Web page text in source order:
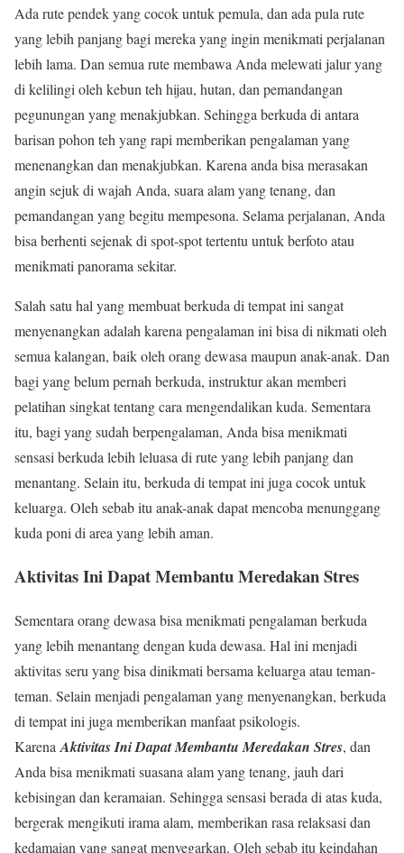
Ada rute pendek yang cocok untuk pemula, dan ada pula rute
yang lebih panjang bagi mereka yang ingin menikmati perjalanan
lebih lama. Dan semua rute membawa Anda melewati jalur yang
di kelilingi oleh kebun teh hijau, hutan, dan pemandangan
pegunungan yang menakjubkan. Sehingga berkuda di antara
barisan pohon teh yang rapi memberikan pengalaman yang
menenangkan dan menakjubkan. Karena anda bisa merasakan
angin sejuk di wajah Anda, suara alam yang tenang, dan
pemandangan yang begitu mempesona. Selama perjalanan, Anda
bisa berhenti sejenak di spot-spot tertentu untuk berfoto atau
menikmati panorama sekitar.
Salah satu hal yang membuat berkuda di tempat ini sangat
menyenangkan adalah karena pengalaman ini bisa di nikmati oleh
semua kalangan, baik oleh orang dewasa maupun anak-anak. Dan
bagi yang belum pernah berkuda, instruktur akan memberi
pelatihan singkat tentang cara mengendalikan kuda. Sementara
itu, bagi yang sudah berpengalaman, Anda bisa menikmati
sensasi berkuda lebih leluasa di rute yang lebih panjang dan
menantang. Selain itu, berkuda di tempat ini juga cocok untuk
keluarga. Oleh sebab itu anak-anak dapat mencoba menunggang
kuda poni di area yang lebih aman.
Aktivitas Ini Dapat Membantu Meredakan Stres
Sementara orang dewasa bisa menikmati pengalaman berkuda
yang lebih menantang dengan kuda dewasa. Hal ini menjadi
aktivitas seru yang bisa dinikmati bersama keluarga atau teman-
teman. Selain menjadi pengalaman yang menyenangkan, berkuda
di tempat ini juga memberikan manfaat psikologis.
Karena Aktivitas Ini Dapat Membantu Meredakan Stres, dan
Anda bisa menikmati suasana alam yang tenang, jauh dari
kebisingan dan keramaian. Sehingga sensasi berada di atas kuda,
bergerak mengikuti irama alam, memberikan rasa relaksasi dan
kedamaian yang sangat menyegarkan. Oleh sebab itu keindahan